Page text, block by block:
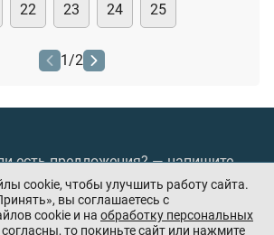
22 23 24 25
1 /2
есть предложения? —напишите
оплаты по банковским
cookie, чтобы улучшить работу сайта.
вы соглашаетесь с
cookie и на обработку персональных
то покиньте сайт или нажмите